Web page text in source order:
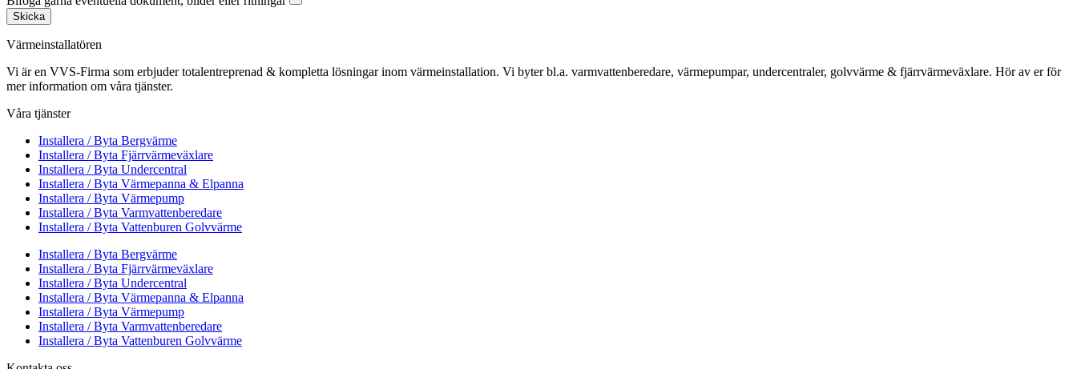
Skicka
Värmeinstallatören
Vi är en VVS-Firma som erbjuder totalentreprenad & kompletta lösningar inom värmeinstallation. Vi byter bl.a. varmvattenberedare, värmepumpar, undercentraler, golvvärme & fjärrvärmeväxlare. Hör av er för
mer information om våra tjänster.
Våra tjänster
Installera / Byta Bergvärme
Installera / Byta Fjärrvärmeväxlare
Installera / Byta Undercentral
Installera / Byta Värmepanna & Elpanna
Installera / Byta Värmepump
Installera / Byta Varmvattenberedare
Installera / Byta Vattenburen Golvvärme
Installera / Byta Bergvärme
Installera / Byta Fjärrvärmeväxlare
Installera / Byta Undercentral
Installera / Byta Värmepanna & Elpanna
Installera / Byta Värmepump
Installera / Byta Varmvattenberedare
Installera / Byta Vattenburen Golvvärme